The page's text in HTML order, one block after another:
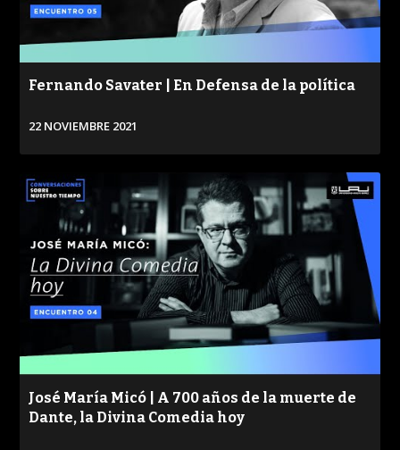
Fernando Savater | En Defensa de la política
22 NOVIEMBRE 2021
José María Micó | A 700 años de la muerte de
Dante, la Divina Comedia hoy